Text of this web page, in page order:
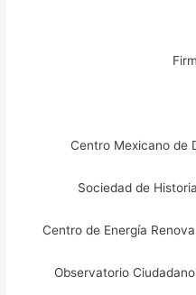
Centro Mexicano de
Sociedad de
Centro de Energía
Observatorio